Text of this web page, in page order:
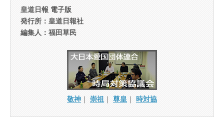
皇道日報 電子版
発行所：皇道日報社
編集人：福田草民
敬神 ｜ 崇祖 ｜ 尊皇 ｜ 時対協